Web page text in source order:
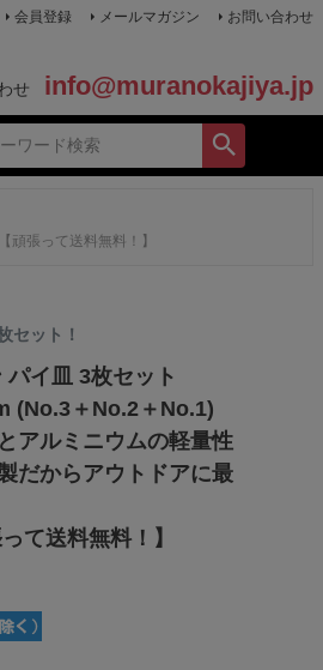
会員登録 メールマガジン お問い合わせ
せ info@muranokajiya.jp
張って送料無料！】
セット！
イ皿 3枚セット
(No.3＋No.2＋No.1)
アルミニウムの軽量性
だからアウトドアに最
て送料無料！】